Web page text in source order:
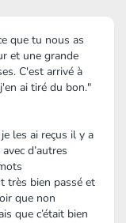
que tu nous as
et une grande
C'est arrivé à
ai tiré du bon."
les ai reçus il y a
d’autres
très bien passé et
que non
que c’était bien